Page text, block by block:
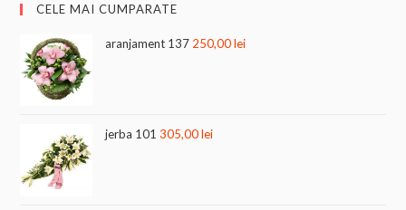
CELE MAI CUMPARATE
aranjament 137 250,00lei
jerba 101 305,00lei